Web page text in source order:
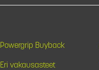
Powergrip Buyback
Eri vakausasteet